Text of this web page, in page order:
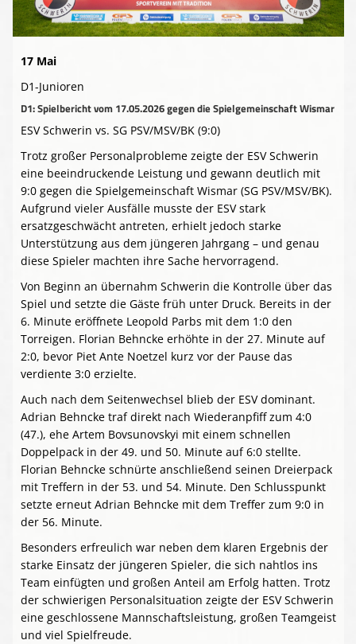
17 Mai
D1-Junioren
D1: Spielbericht vom 17.05.2026 gegen die Spielgemeinschaft Wismar
ESV Schwerin vs. SG PSV/MSV/BK (9:0)
Trotz großer Personalprobleme zeigte der ESV Schwerin
eine beeindruckende Leistung und gewann deutlich mit
9:0 gegen die Spielgemeinschaft Wismar (SG PSV/MSV/BK).
Aufgrund vieler Ausfälle musste der ESV stark
ersatzgeschwächt antreten, erhielt jedoch starke
Unterstützung aus dem jüngeren Jahrgang – und genau
diese Spieler machten ihre Sache hervorragend.
Von Beginn an übernahm Schwerin die Kontrolle über das
Spiel und setzte die Gäste früh unter Druck. Bereits in der
6. Minute eröffnete Leopold Parbs mit dem 1:0 den
Torreigen. Florian Behncke erhöhte in der 27. Minute auf
2:0, bevor Piet Ante Noetzel kurz vor der Pause das
verdiente 3:0 erzielte.
Auch nach dem Seitenwechsel blieb der ESV dominant.
Adrian Behncke traf direkt nach Wiederanpfiff zum 4:0
(47.), ehe Artem Bovsunovskyi mit einem schnellen
Doppelpack in der 49. und 50. Minute auf 6:0 stellte.
Florian Behncke schnürte anschließend seinen Dreierpack
mit Treffern in der 53. und 54. Minute. Den Schlusspunkt
setzte erneut Adrian Behncke mit dem Treffer zum 9:0 in
der 56. Minute.
Besonders erfreulich war neben dem klaren Ergebnis der
starke Einsatz der jüngeren Spieler, die sich nahtlos ins
Team einfügten und großen Anteil am Erfolg hatten. Trotz
der schwierigen Personalsituation zeigte der ESV Schwerin
eine geschlossene Mannschaftsleistung, großen Teamgeist
und viel Spielfreude.